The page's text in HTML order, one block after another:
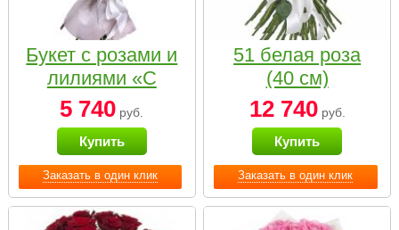
Заказать в один клик
Букет с розами и
лилиями «С
наилучшими
пожеланиями»
5 740 руб.
Купить
Заказать в один клик
51 белая роза
(40 см)
12 740руб.
Купить